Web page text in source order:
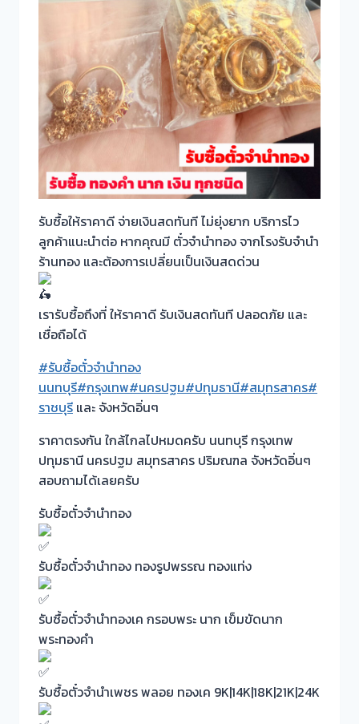
รับซื้อให้ราคาดี จ่ายเงินสดทันที ไม่ยุ่งยาก บริการไว
ลูกค้าแนะนำต่อ หากคุณมี ตั๋วจำนำทอง จากโรงรับจำนำ
ร้านทอง และต้องการเปลี่ยนเป็นเงินสดด่วน
เรารับซื้อถึงที่ ให้ราคาดี รับเงินสดทันที ปลอดภัย และ
เชื่อถือได้
#รับซื้อตั๋วจำนำทอง
นนทบุรี#กรุงเทพ#นครปฐม#ปทุมธานี#สมุทรสาคร#
ราชบุรี และ จังหวัดอิ่นๆ
ราคาตรงกัน ใกล้ไกลไปหมดครับ นนทบุรี กรุงเทพ
ปทุมธานี นครปฐม สมุทรสาคร ปริมณฑล จังหวัดอิ่นๆ
สอบถามได้เลยครับ
รับซื้อตั๋วจำนำทอง
รับซื้อตั๋วจำนำทอง ทองรูปพรรณ ทองแท่ง
รับซื้อตั๋วจำนำทองเค กรอบพระ นาก เข็มขัดนาก
พระทองคำ
รับซื้อตั๋วจำนำเพชร พลอย ทองเค 9K|14K|18K|21K|24K